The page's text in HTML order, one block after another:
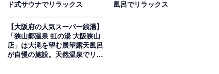
風呂、桜やモミジに囲まれた自然味あふれる露天風呂、
意。敷地内にはこだわりの和歌山ラーメンが味わえるラ
ーメン「めん吉」や、無料の足湯も併設しています。
ド式サウナでリラックス
風呂でリラックス
【大阪府の人気スーパー銭湯】
「狭山郷温泉 虹の湯 大阪狭山
店」は大滝を望む展望露天風呂
が自慢の施設。天然温泉でリラ